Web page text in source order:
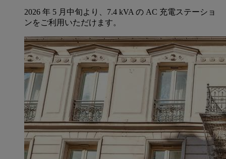
2026 年 5 月中旬より、7.4 kVA の AC 充電ステーショ
ンをご利用いただけます。